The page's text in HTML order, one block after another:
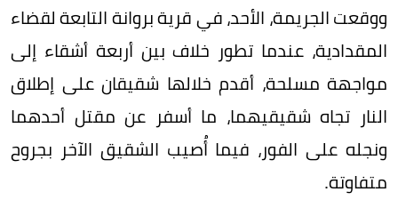
ووقعت الجريمة، الأحد، في قرية بروانة التابعة لقضاء
المقدادية، عندما تطور خلاف بين أربعة أشقاء إلى
مواجهة مسلحة، أقدم خلالها شقيقان على إطلاق
النار تجاه شقيقيهما، ما أسفر عن مقتل أحدهما
ونجله على الفور، فيما أُصيب الشقيق الآخر بجروح
متفاوتة.